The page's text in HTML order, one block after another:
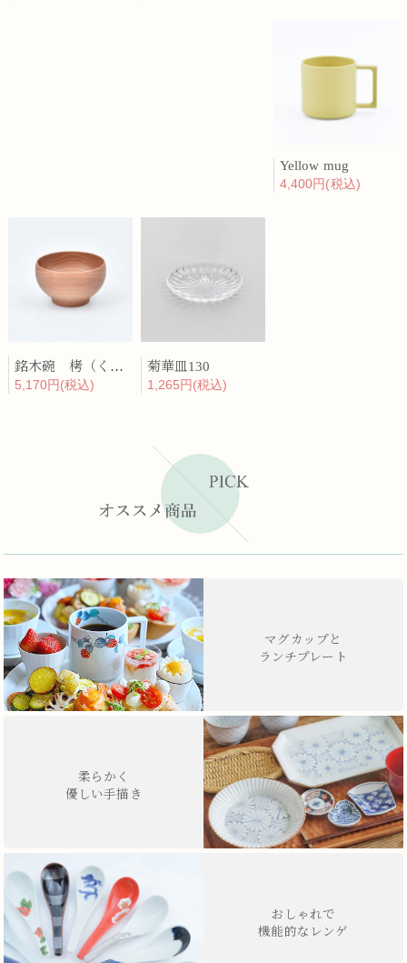
Yellow mug
4,400円(税込)
銘木碗 栲（くるみ）
5,170円(税込)
菊華皿130
1,265円(税込)
マグカップと
ランチプレート
柔らかく
優しい手描き
おしゃれで
機能的なレンゲ